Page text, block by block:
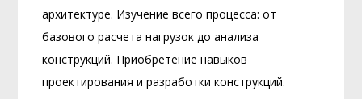
архитектуре. Изучение всего процесса: от
базового расчета нагрузок до анализа
конструкций. Приобретение навыков
проектирования и разработки конструкций.